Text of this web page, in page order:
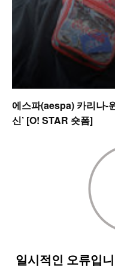
에스파(aespa) 카리나-
신’ [O! STAR 숏폼]